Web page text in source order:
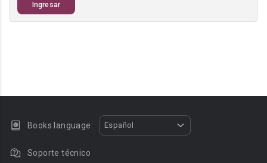
Ingresar
Books language: Español
Soporte técnico